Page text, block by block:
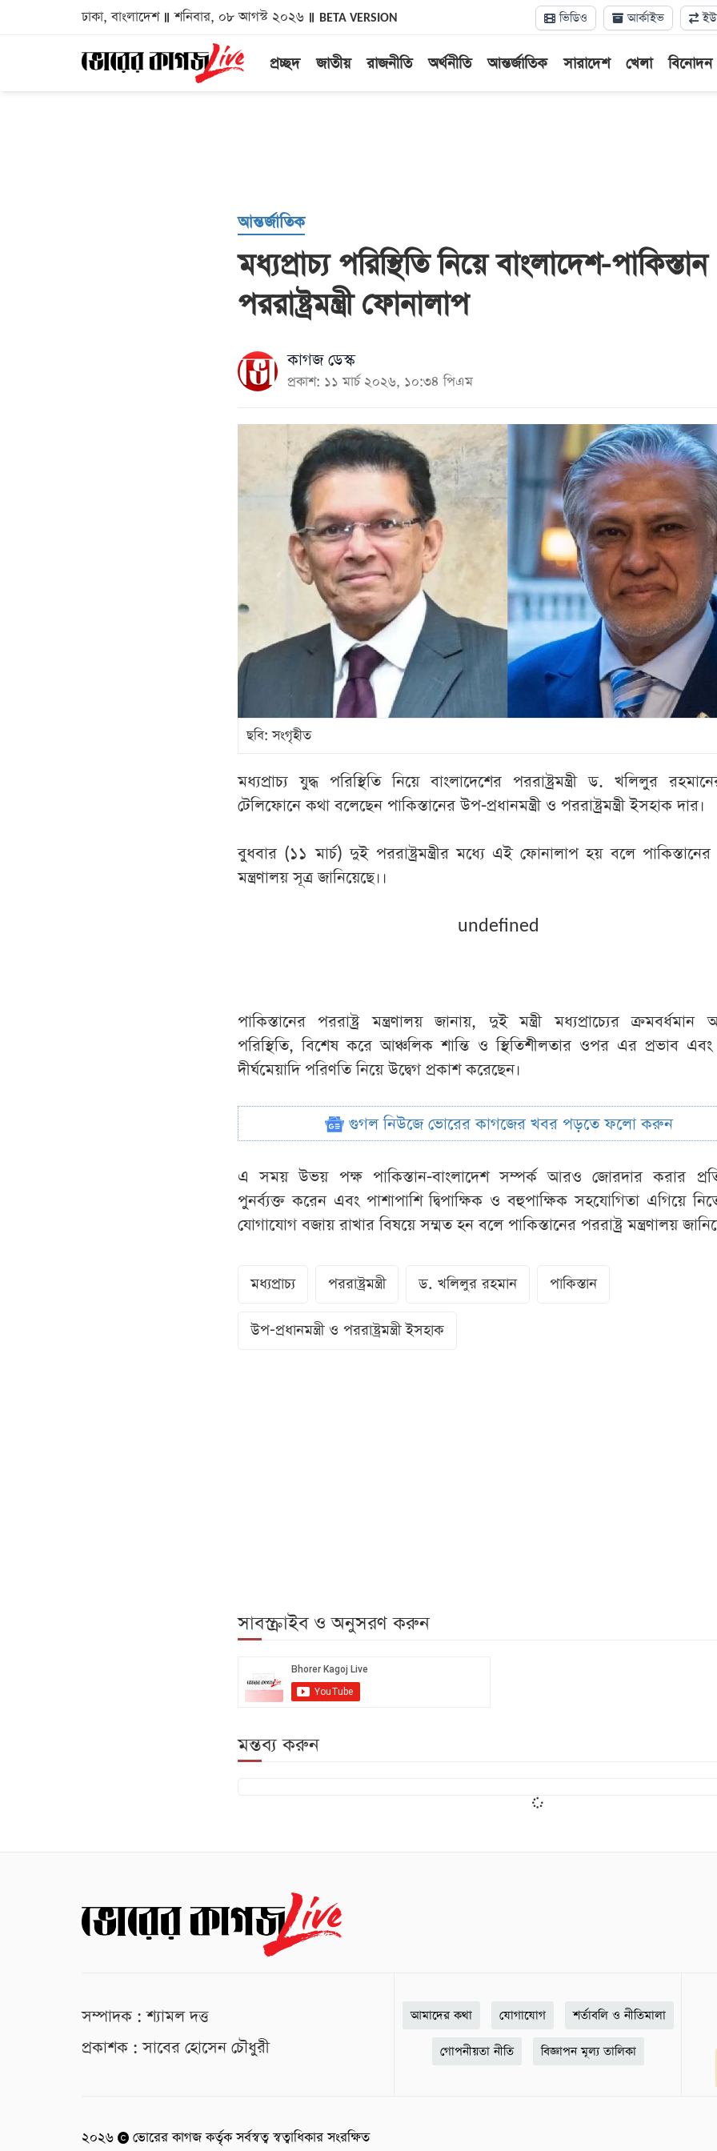
ঢাকা, বাংলাদেশ শনিবার, ০৮ আগস্ট ২০২৬ BETA VERSION ভিডিও আর্কাইভ
প্রচ্ছদ জাতীয় রাজনীতি অর্থনীতি আন্তর্জাতিক সারাদেশ খেলা বিনোদন
আন্তর্জাতিক
মধ্যপ্রাচ্য পরিস্থিতি নিয়ে বাংলাদেশ-পাকিস্তান
পররাষ্ট্রমন্ত্রী ফোনালাপ
কাগজ ডেস্ক
প্রকাশ: ১১ মার্চ ২০২৬, ১০:৩৪ পিএম
ছবি: সংগৃহীত
মধ‍্যপ্রাচ‍্য যুদ্ধ পরিস্থিতি নিয়ে বাংলাদেশের পররাষ্ট্রমন্ত্রী ড. খলিলুর
টেলিফোনে কথা বলেছেন পাকিস্তানের উপ-প্রধানমন্ত্রী ও পররাষ্ট্রমন্ত্রী ইসহাক দার।
বুধবার (১১ মার্চ) দুই পররাষ্ট্রমন্ত্রীর মধ্যে এই ফোনালাপ হয় বলে পাকিস্তানের
মন্ত্রণালয় সূত্র জানিয়েছে।।
undefined
পাকিস্তানের পররাষ্ট্র মন্ত্রণালয় জানায়, দুই মন্ত্রী মধ্যপ্রাচ্যের ক্রমবর্ধমান
পরিস্থিতি, বিশেষ করে আঞ্চলিক শান্তি ও স্থিতিশীলতার ওপর এর প্রভাব এবং
দীর্ঘমেয়াদি পরিণতি নিয়ে উদ্বেগ প্রকাশ করেছেন।
গুগল নিউজে ভোরের কাগজের খবর পড়তে ফলো করুন
এ সময় উভয় পক্ষ পাকিস্তান-বাংলাদেশ সম্পর্ক আরও জোরদার করার
পুনর্ব্যক্ত করেন এবং পাশাপাশি দ্বিপাক্ষিক ও বহুপাক্ষিক সহযোগিতা এগিয়ে
যোগাযোগ বজায় রাখার বিষয়ে সম্মত হন বলে পাকিস্তানের পররাষ্ট্র মন্ত্রণালয়
মধ‍্যপ্রাচ‍্য পররাষ্ট্রমন্ত্রী ড. খলিলুর রহমান পাকিস্তান
উপ-প্রধানমন্ত্রী ও পররাষ্ট্রমন্ত্রী ইসহাক
সাবস্ক্রাইব ও অনুসরণ করুন
মন্তব্য করুন
সম্পাদক : শ্যামল দত্ত
প্রকাশক : সাবের হোসেন চৌধুরী
আমাদের কথা যোগাযোগ শর্তাবলি ও নীতিমালা
গোপনীয়তা নীতি বিজ্ঞাপন মূল্য তালিকা
২০২৬ ভোরের কাগজ কর্তৃক সর্বস্বত্ব স্বত্বাধিকার সংরক্ষিত